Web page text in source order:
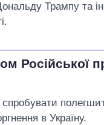
Трампу та
Російської
в Україну.